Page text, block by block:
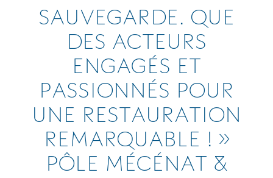
SAUVEGARDE. QUE
DES ACTEURS
ENGAGÉS ET
PASSIONNÉS POUR
UNE RESTAURATION
REMARQUABLE ! »
PÔLE MÉCÉNAT &